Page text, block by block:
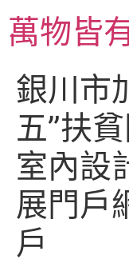
主萬物皆
銀川市
五”扶
室內設
展門戶
戶